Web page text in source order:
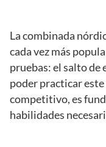
La combinada
cada vez más
pruebas: el salto de
poder practicar
competitivo, es
habilidades